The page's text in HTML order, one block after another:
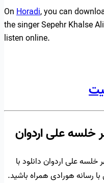
OnHoradi, you can
the singer Sepehr Khalse
listen online.
خلسه علی اردوان
علی اردوان دانلود با